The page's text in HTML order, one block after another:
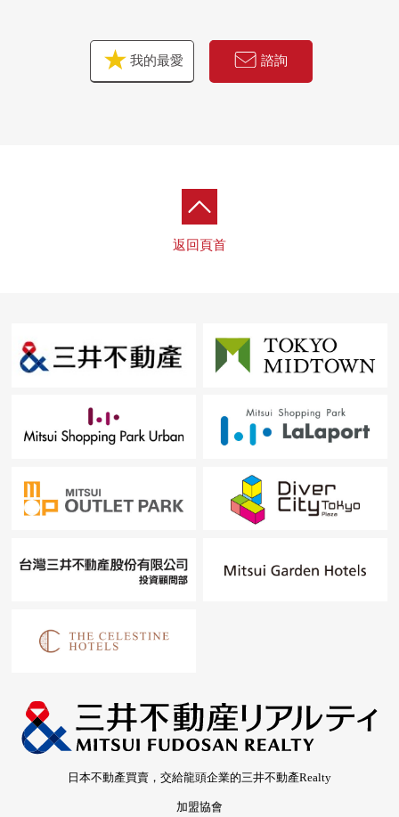
我的最愛 諮詢
返回頁首
日本不動產買賣，交給龍頭企業的三井不動產Realty
加盟協會